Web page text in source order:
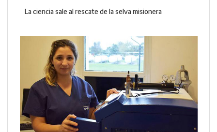
La ciencia sale al rescate de la selva misionera